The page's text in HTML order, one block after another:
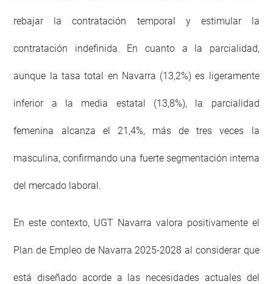
rebajar la contratación temporal y estimular la
contratación indefinida. En cuanto a la parcialidad,
aunque la tasa total en Navarra (13,2%) es ligeramente
inferior a la media estatal (13,8%), la parcialidad
femenina alcanza el 21,4%, más de tres veces la
masculina, confirmando una fuerte segmentación interna
del mercado laboral.
En este contexto, UGT Navarra valora positivamente el
Plan de Empleo de Navarra 2025-2028 al considerar que
está diseñado acorde a las necesidades actuales del